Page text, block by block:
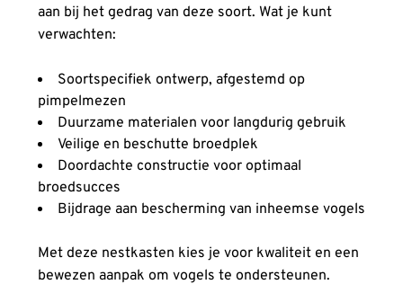
aan bij het gedrag van deze soort. Wat je kunt
verwachten:
Soortspecifiek ontwerp, afgestemd op
pimpelmezen
Duurzame materialen voor langdurig gebruik
Veilige en beschutte broedplek
Doordachte constructie voor optimaal
broedsucces
Bijdrage aan bescherming van inheemse vogels
Met deze nestkasten kies je voor kwaliteit en een
bewezen aanpak om vogels te ondersteunen.